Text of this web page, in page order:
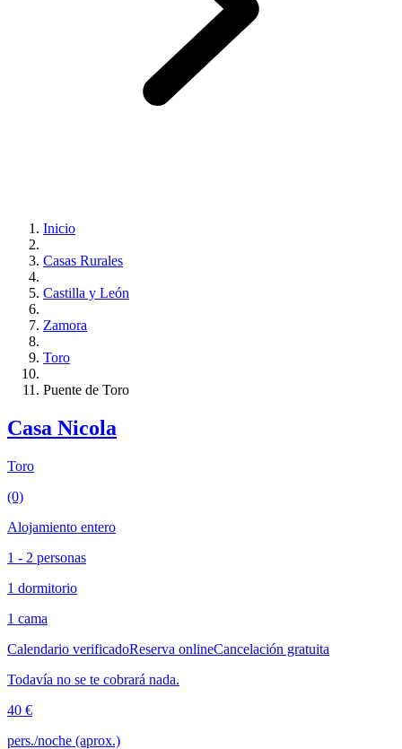
Inicio
Casas Rurales
Castilla y León
Zamora
Toro
Puente de Toro
Casa Nicola
Toro
(0)
Alojamiento entero
1 - 2 personas
1 dormitorio
1 cama
Calendario verificadoReserva onlineCancelación gratuita
Todavía no se te cobrará nada.
40 €
pers./noche (aprox.)